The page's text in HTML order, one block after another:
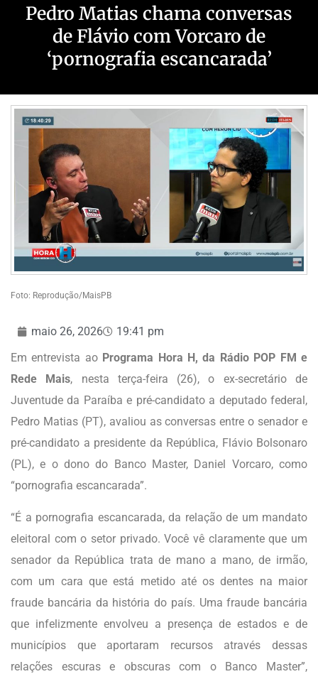
Pedro Matias chama conversas
de Flávio com Vorcaro de
‘pornografia escancarada’
Foto: Reprodução/MaisPB
maio 26, 2026
19:41 pm
Em entrevista aoPrograma Hora H, da Rádio POP FM e
Rede Mais, nesta terça-feira (26), o ex-secretário de
Juventude da Paraíba e pré-candidato a deputado federal,
Pedro Matias (PT), avaliou as conversas entre o senador e
pré-candidato a presidente da República, Flávio Bolsonaro
(PL), e o dono do Banco Master, Daniel Vorcaro, como
“pornografia escancarada”.
“É a pornografia escancarada, da relação de um mandato
eleitoral com o setor privado. Você vê claramente que um
senador da República trata de mano a mano, de irmão,
com um cara que está metido até os dentes na maior
fraude bancária da história do país. Uma fraude bancária
que infelizmente envolveu a presença de estados e de
municípios que aportaram recursos através dessas
relações escuras e obscuras com o Banco Master”,